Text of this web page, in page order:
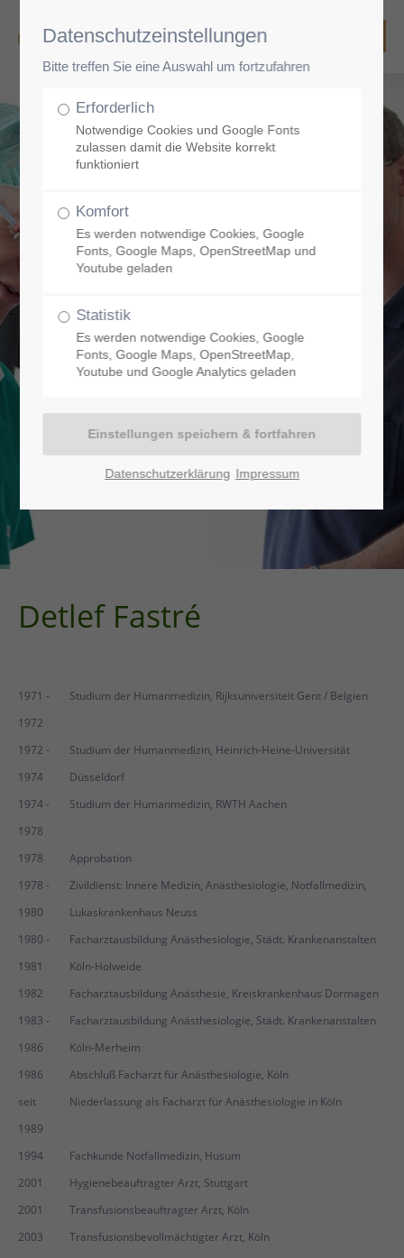
Detlef Fastré
1971 -
1972
Studium der Humanmedizin, Rijksuniversiteit Gent / Belgien
1972 -
1974
Studium der Humanmedizin, Heinrich-Heine-Universität
Düsseldorf
1974 -
1978
Studium der Humanmedizin, RWTH Aachen
1978
Approbation
1978 -
1980
Zivildienst: Innere Medizin, Anästhesiologie, Notfallmedizin,
Lukaskrankenhaus Neuss
1980 -
1981
Facharztausbildung Anästhesiologie, Städt. Krankenanstalten
Köln-Holweide
1982
Facharztausbildung Anästhesie, Kreiskrankenhaus Dormagen
1983 -
1986
Facharztausbildung Anästhesiologie, Städt. Krankenanstalten
Köln-Merheim
1986
Abschluß Facharzt für Anästhesiologie, Köln
seit
1989
Niederlassung als Facharzt für Anästhesiologie in Köln
1994
Fachkunde Notfallmedizin, Husum
2001
Hygienebeauftragter Arzt, Stuttgart
2001
Transfusionsbeauftragter Arzt, Köln
2003
Transfusionsbevollmächtigter Arzt, Köln
Datenschutzeinstellungen
Bitte treffen Sie eine Auswahl um fortzufahren
Erforderlich
Notwendige Cookies und Google Fonts
zulassen damit die Website korrekt
funktioniert
Komfort
Es werden notwendige Cookies, Google
Fonts, Google Maps, OpenStreetMap und
Youtube geladen
Statistik
Es werden notwendige Cookies, Google
Fonts, Google Maps, OpenStreetMap,
Youtube und Google Analytics geladen
Datenschutzerklärung Impressum